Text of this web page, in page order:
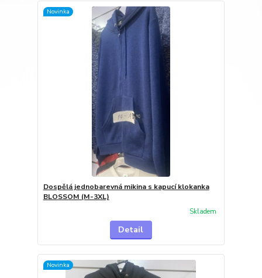
Novinka
Dospělá jednobarevná mikina s kapucí klokanka
BLOSSOM (M-3XL)
Skladem
Detail
Novinka